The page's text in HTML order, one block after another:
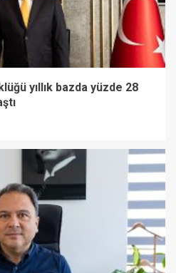
yıllık bazda yüzde 28